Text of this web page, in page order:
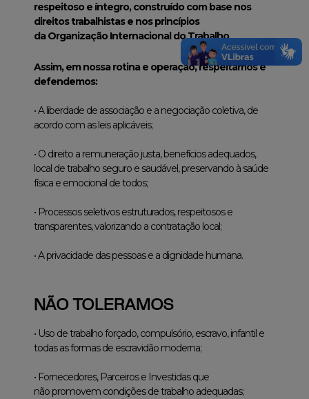
respeitoso e íntegro, construído com base nos
direitos trabalhistas e nos princípios
da Organização Internacional do Trabalho.
Assim, em nossa rotina e operação, respeitamos e
defendemos:
• A liberdade de associação e a negociação coletiva, de
acordo com as leis aplicáveis;
• O direito a remuneração justa, benefícios adequados,
local de trabalho seguro e saudável, preservando à saúde
física e emocional de todos;
• Processos seletivos estruturados, respeitosos e
transparentes, valorizando a contratação local;
• A privacidade das pessoas e a dignidade humana.
NÃO TOLERAMOS
• Uso de trabalho forçado, compulsório, escravo, infantil e
todas as formas de escravidão moderna;
• Fornecedores, Parceiros e Investidas que
não promovem condições de trabalho adequadas;